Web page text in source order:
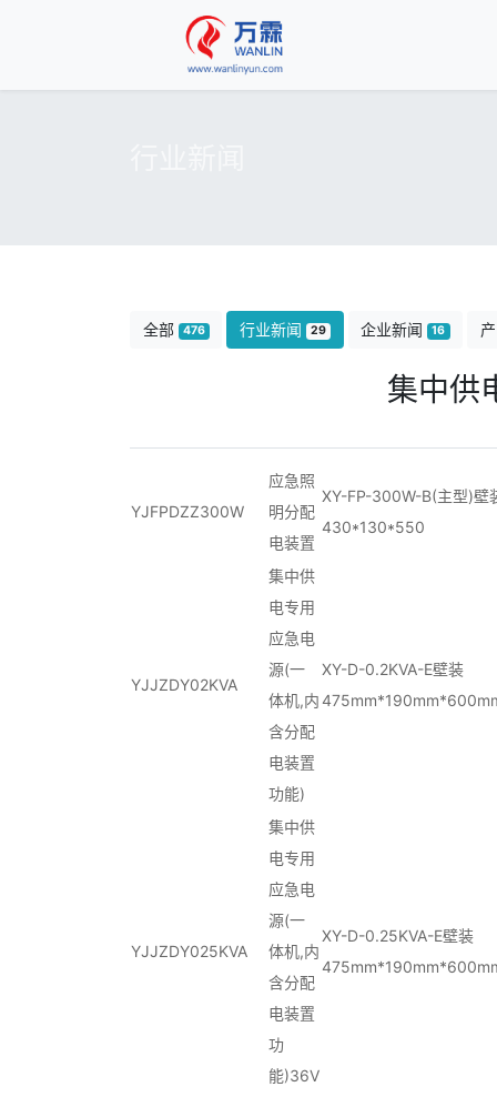
全部 476 行业新闻 29 企业新闻 16
集中供
YJFPDZZ300W
应急照
明分配
电装置
XY-FP-300W-B(主型)壁
430*130*550
YJJZDY02KVA
集中供
电专用
应急电
源(一
体机,内
含分配
电装置
功能)
XY-D-0.2KVA-E壁装
YJJZDY025KVA
集中供
电专用
应急电
源(一
体机,内
含分配
电装置
功
能)36V
XY-D-0.25KVA-E壁装